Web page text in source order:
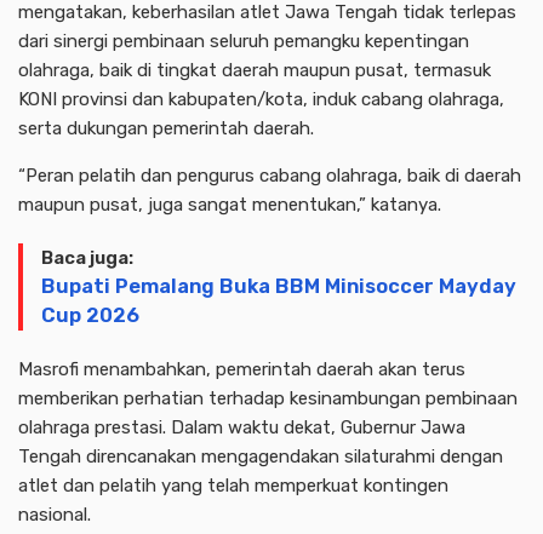
mengatakan, keberhasilan atlet Jawa Tengah tidak terlepas
dari sinergi pembinaan seluruh pemangku kepentingan
olahraga, baik di tingkat daerah maupun pusat, termasuk
KONI provinsi dan kabupaten/kota, induk cabang olahraga,
serta dukungan pemerintah daerah.
“Peran pelatih dan pengurus cabang olahraga, baik di daerah
maupun pusat, juga sangat menentukan,” katanya.
Baca juga:
Bupati Pemalang Buka BBM Minisoccer Mayday
Cup 2026
Masrofi menambahkan, pemerintah daerah akan terus
memberikan perhatian terhadap kesinambungan pembinaan
olahraga prestasi. Dalam waktu dekat, Gubernur Jawa
Tengah direncanakan mengagendakan silaturahmi dengan
atlet dan pelatih yang telah memperkuat kontingen
nasional.